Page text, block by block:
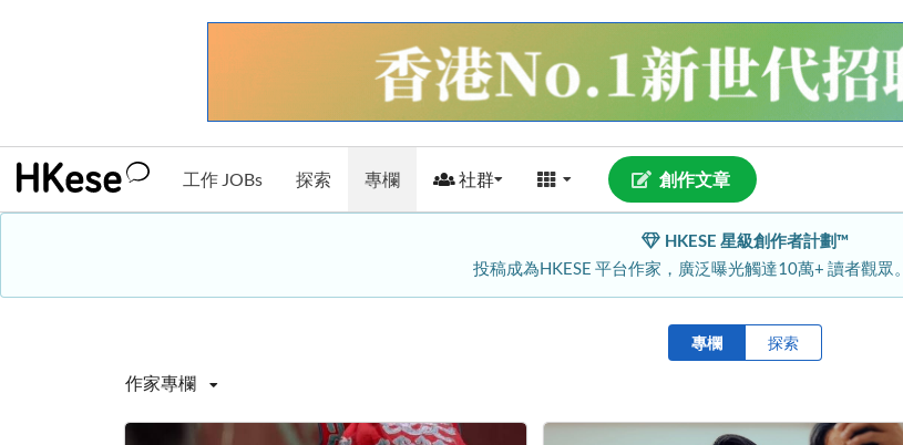
工作 JOBs 探索 專欄 社群 創作文章
HKESE 星級創作者計劃™
投稿成為HKESE 平台作家，廣泛曝光觸達10萬+ 讀者觀眾。
專欄 探索
作家專欄